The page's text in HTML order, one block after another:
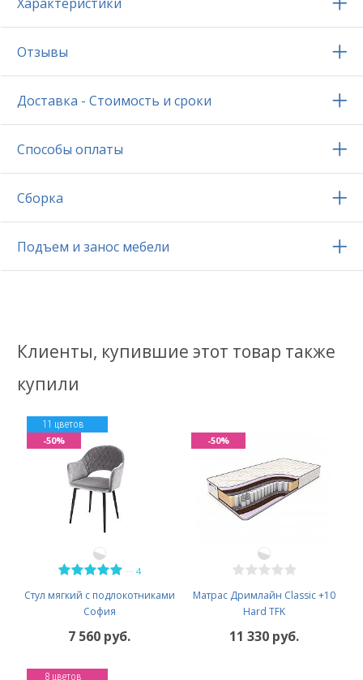
Отзывы
Доставка - Стоимость и сроки
Способы оплаты
Сборка
Подъем и занос мебели
Клиенты, купившие этот товар также
купили
4
Стул мягкий с подлокотниками
София
11 цветов
7 560 руб.
-50%
Матрас Дримлайн Classic +10
Hard TFK
11 330 руб.
-50%
8 цветов